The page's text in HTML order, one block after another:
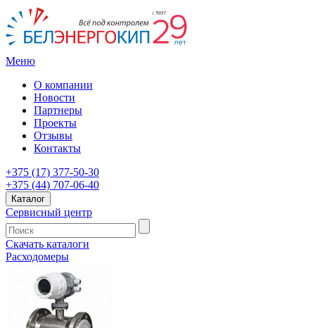
Меню
О компании
Новости
Партнеры
Проекты
Отзывы
Контакты
+375 (17) 377-50-30
+375 (44) 707-06-40
Каталог
Сервисный центр
Скачать каталоги
Расходомеры